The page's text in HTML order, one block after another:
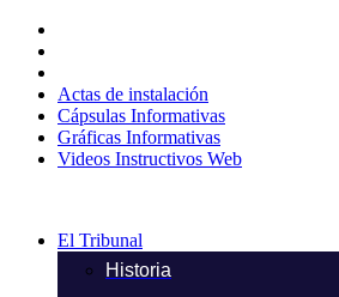
contenido
Actas de instalación
Cápsulas Informativas
Gráficas Informativas
Videos Instructivos Web
El Tribunal
Historia